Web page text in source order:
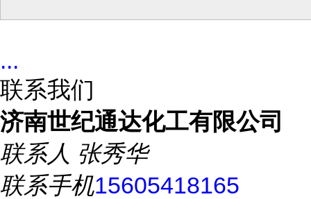
...
联系我们
济南世纪通达化工有限公司
联系人 张秀华
联系手机15605418165